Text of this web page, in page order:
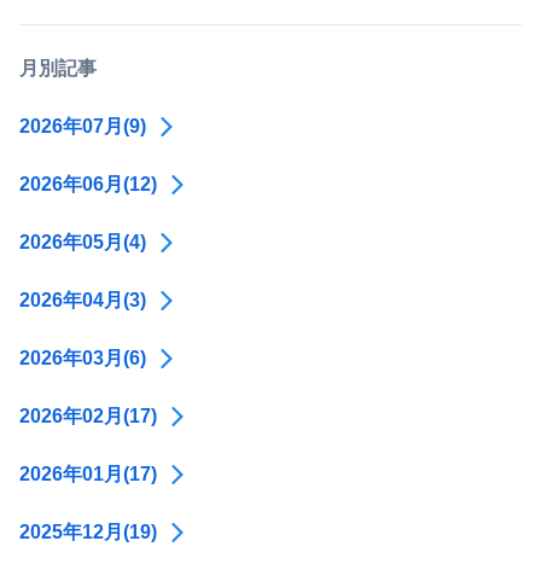
月別記事
2026年07月(9)
2026年06月(12)
2026年05月(4)
2026年04月(3)
2026年03月(6)
2026年02月(17)
2026年01月(17)
2025年12月(19)